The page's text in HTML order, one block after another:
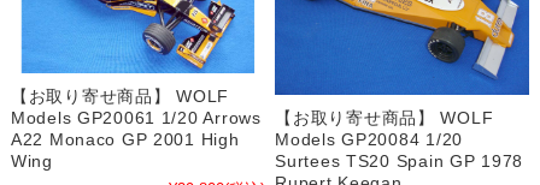
【お取り寄せ商品】 WOLF
Models GP20061 1/20 Arrows
A22 Monaco GP 2001 High
Wing
【お取り寄せ商品】 WOLF
Models GP20084 1/20
Surtees TS20 Spain GP 1978